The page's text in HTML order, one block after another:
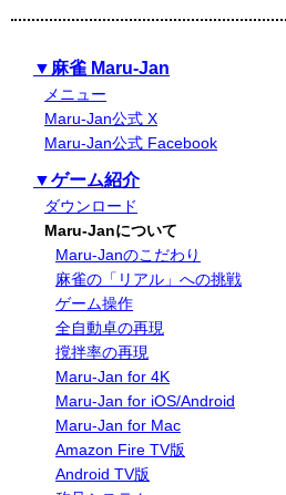
▼麻雀 Maru-Jan
メニュー
Maru-Jan公式 X
Maru-Jan公式 Facebook
▼ゲーム紹介
ダウンロード
Maru-Janについて
Maru-Janのこだわり
麻雀の「リアル」への挑戦
ゲーム操作
全自動卓の再現
撹拌率の再現
Maru-Jan for 4K
Maru-Jan for iOS/Android
Maru-Jan for Mac
Amazon Fire TV版
Android TV版